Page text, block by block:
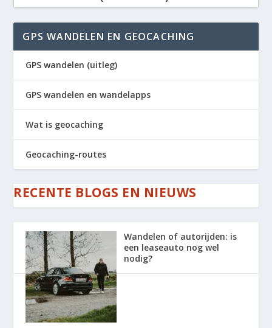
GPS WANDELEN EN GEOCACHING
GPS wandelen (uitleg)
GPS wandelen en wandelapps
Wat is geocaching
Geocaching-routes
RECENTE BLOGS EN NIEUWS
Wandelen of autorijden: is
een leaseauto nog wel
nodig?